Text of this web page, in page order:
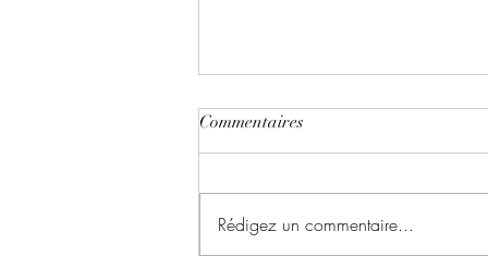
Biomutant
Commentaires
Rédigez un commentaire...